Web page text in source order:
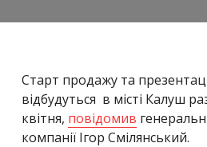
Старт продажу та
відбудуться в місті Калуш
квітня, повідомив
компанії Ігор Смілянський.